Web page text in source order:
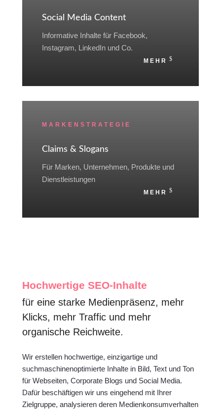
Social Media Content
Informative Inhalte für Facebook,
Instagram, LinkedIn und Co.
MEHR
MARKENSTRATEGIE
Claims & Slogans
Für Marken, Unternehmen, Produkte und
Dienstleistungen
MEHR
Hochwertige SEO-Inhalte
für eine starke Medienpräsenz, mehr
Klicks, mehr Traffic und mehr
organische Reichweite.
Wir erstellen hochwertige, einzigartige und
suchmaschinenoptimierte Inhalte in Bild, Text und Ton
für Webseiten, Corporate Blogs und Social Media.
Dafür beschäftigen wir uns eingehend mit Ihrer
Zielgruppe, analysieren deren Medienkonsumverhalten